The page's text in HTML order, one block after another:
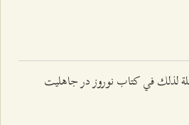
لذلك في كتاب نوروز در جاهليت